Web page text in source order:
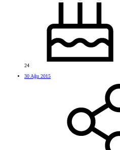
24
30 Ağu 2015